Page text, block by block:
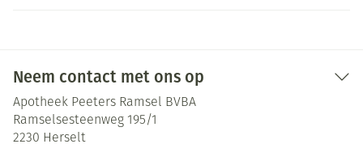
Neem contact met ons op
Apotheek Peeters Ramsel BVBA
Ramselsesteenweg 195/1
2230 Herselt